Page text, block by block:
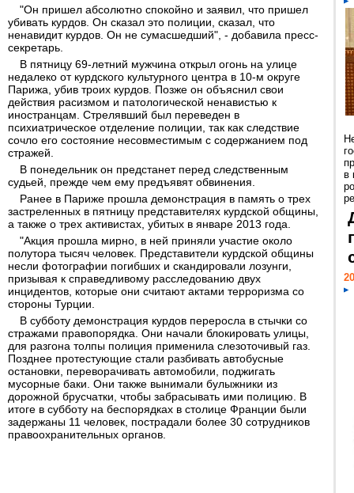
"Он пришел абсолютно спокойно и заявил, что пришел
убивать курдов. Он сказал это полиции, сказал, что
ненавидит курдов. Он не сумасшедший", - добавила пресс-
секретарь.
В пятницу 69-летний мужчина открыл огонь на улице
недалеко от курдского культурного центра в 10-м округе
Парижа, убив троих курдов. Позже он объяснил свои
действия расизмом и патологической ненавистью к
иностранцам. Стрелявший был переведен в
психиатрическое отделение полиции, так как следствие
сочло его состояние несовместимым с содержанием под
стражей.
В понедельник он предстанет перед следственным
судьей, прежде чем ему предъявят обвинения.
Ранее в Париже прошла демонстрация в память о трех
застреленных в пятницу представителях курдской общины,
а также о трех активистах, убитых в январе 2013 года.
"Акция прошла мирно, в ней приняли участие около
полутора тысяч человек. Представители курдской общины
несли фотографии погибших и скандировали лозунги,
призывая к справедливому расследованию двух
инцидентов, которые они считают актами терроризма со
стороны Турции.
В субботу демонстрация курдов переросла в стычки со
стражами правопорядка. Они начали блокировать улицы,
для разгона толпы полиция применила слезоточивый газ.
Позднее протестующие стали разбивать автобусные
остановки, переворачивать автомобили, поджигать
мусорные баки. Они также вынимали булыжники из
дорожной брусчатки, чтобы забрасывать ими полицию. В
итоге в субботу на беспорядках в столице Франции были
задержаны 11 человек, пострадали более 30 сотрудников
правоохранительных органов.
в